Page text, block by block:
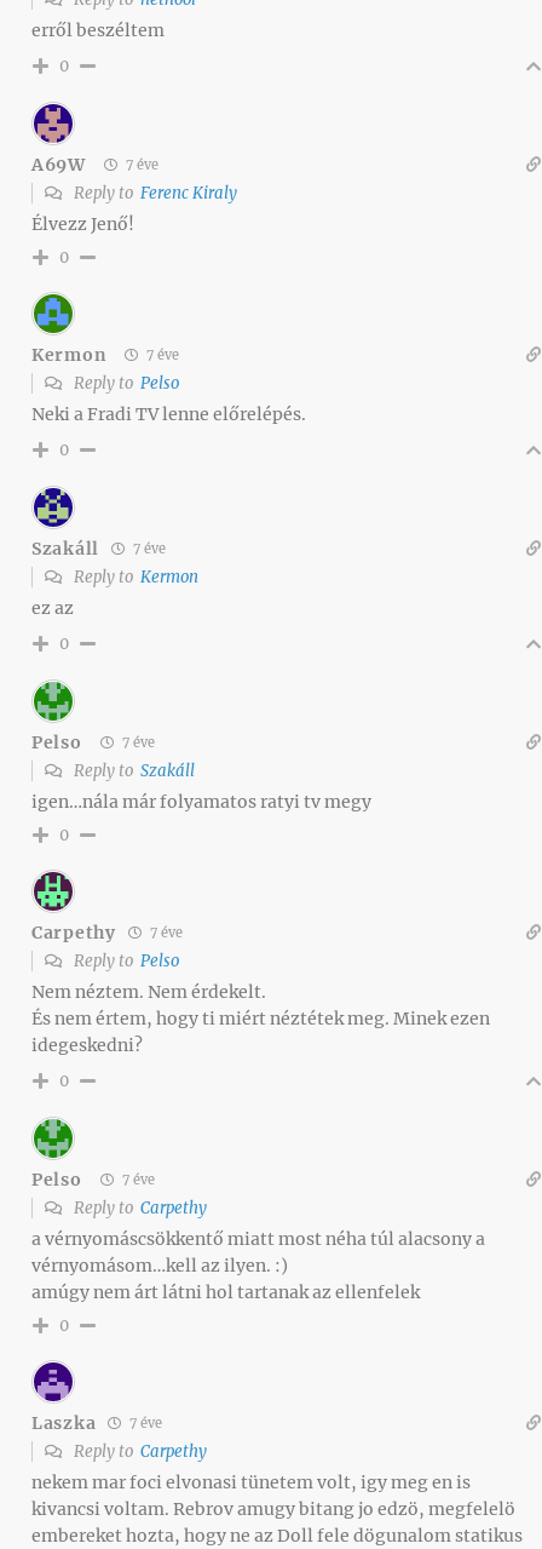
erről beszéltem
0
A69W 7 éve
Reply to Ferenc Kiraly
Élvezz Jenő!
0
Kermon 7 éve
Reply to Pelso
Neki a Fradi TV lenne előrelépés.
0
Szakáll 7 éve
Reply to Kermon
ez az
0
Pelso 7 éve
Reply to Szakáll
igen…nála már folyamatos ratyi tv megy
0
Carpethy 7 éve
Reply to Pelso
Nem néztem. Nem érdekelt.
És nem értem, hogy ti miért néztétek meg. Minek ezen
idegeskedni?
0
Pelso 7 éve
Reply to Carpethy
a vérnyomáscsökkentő miatt most néha túl alacsony a
vérnyomásom…kell az ilyen. :)
amúgy nem árt látni hol tartanak az ellenfelek
0
Laszka 7 éve
Reply to Carpethy
nekem mar foci elvonasi tünetem volt, igy meg en is
kivancsi voltam. Rebrov amugy bitang jo edzö, megfelelö
embereket hozta, hogy ne az Doll fele dögunalom statikus